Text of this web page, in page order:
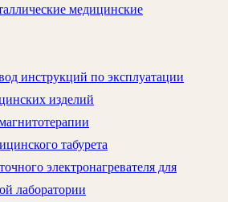
медицинские
инструкций по эксплуатации
изделий
табурета
электронагревателя для
лаборатории